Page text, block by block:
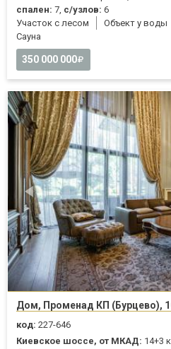
спален: 7, с/узлов: 6
Участок с лесом
Объект у воды
Cауна
350 000 000
Дом, Променад КП (Бурцево),
код: 227-646
Киевское шоссе, от МКАД: 14+3